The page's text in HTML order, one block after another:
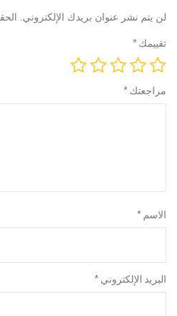
لن يتم نشر عنوان بريدك الإلكتروني.
تقييمك *
مراجعتك *
الاسم *
البريد الإلكتروني *